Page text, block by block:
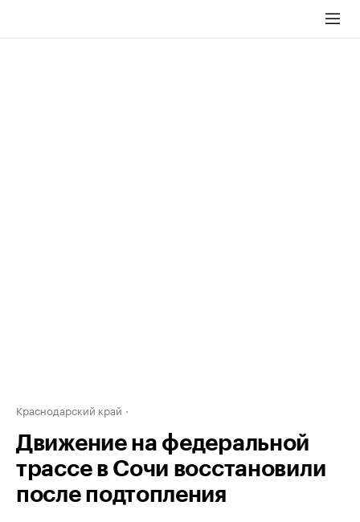
Краснодарский край
Движение на федеральной
трассе в Сочи восстановили
после подтопления